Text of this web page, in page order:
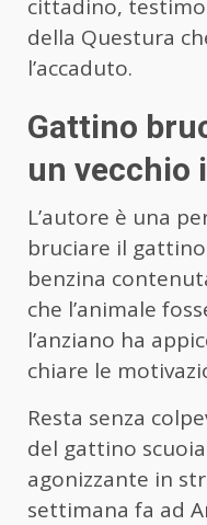
cittadino,
della Questura
l’accaduto.
Gattino
un vecchio
L’autore è una
bruciare il
benzina
che l’animale
l’anziano ha
chiare le
Resta senza
del gattino
agonizzante in
settimana fa ad